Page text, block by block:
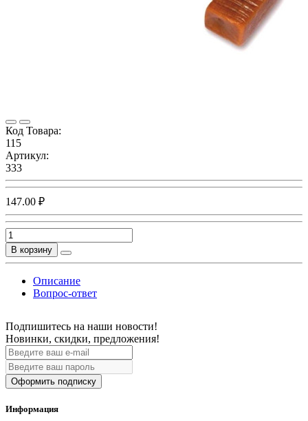
Код Товара:
115
Артикул:
333
147.00 ₽
В корзину
Описание
Вопрос-ответ
Подпишитесь на наши новости!
Новинки, скидки, предложения!
Оформить подписку
Информация